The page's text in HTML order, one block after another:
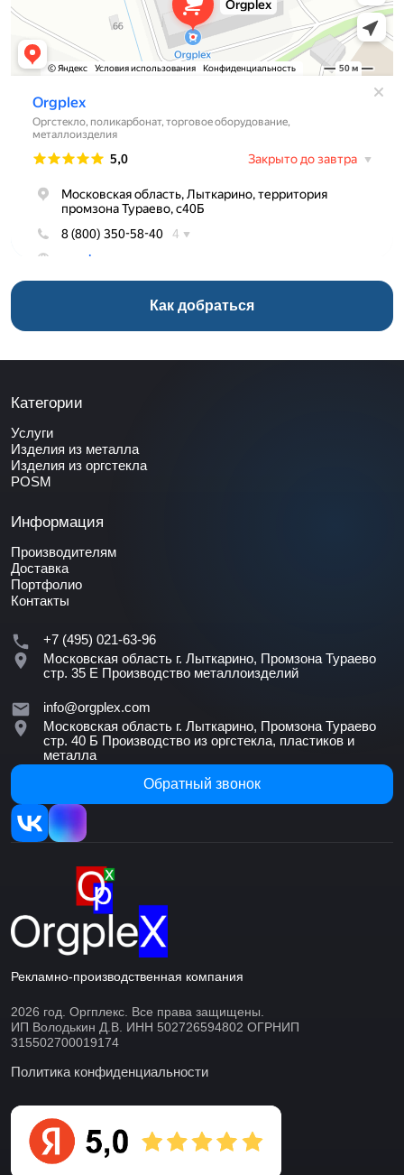
Как добраться
Категории
Услуги
Изделия из металла
Изделия из оргстекла
POSM
Информация
Производителям
Доставка
Портфолио
Контакты
+7 (495) 021-63-96
Московская область г. Лыткарино, Промзона Тураево
стр. 35 Е Производство металлоизделий
info@orgplex.com
Московская область г. Лыткарино, Промзона Тураево
стр. 40 Б Производство из оргстекла, пластиков и
металла
Обратный звонок
Рекламно-производственная компания
2026 год. Оргплекс. Все права защищены.
ИП Володькин Д.В. ИНН 502726594802 ОГРНИП
315502700019174
Политика конфиденциальности